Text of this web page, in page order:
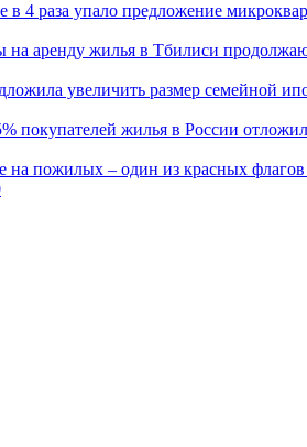
4 раза упало предложение
на аренду жилья в Тбилиси
увеличить размер семейной
покупателей жилья в России
пожилых – один из красных флагов